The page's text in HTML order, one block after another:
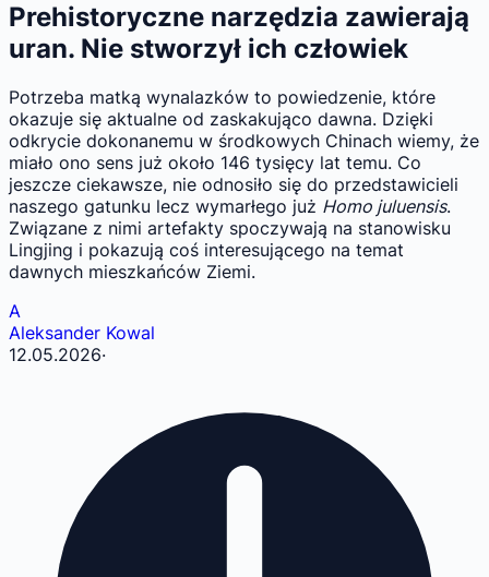
Prehistoryczne narzędzia zawierają
uran. Nie stworzył ich człowiek
Potrzeba matką wynalazków to powiedzenie, które
okazuje się aktualne od zaskakująco dawna. Dzięki
odkrycie dokonanemu w środkowych Chinach wiemy, że
miało ono sens już około 146 tysięcy lat temu. Co
jeszcze ciekawsze, nie odnosiło się do przedstawicieli
naszego gatunku lecz wymarłego już Homo juluensis.
Związane z nimi artefakty spoczywają na stanowisku
Lingjing i pokazują coś interesującego na temat
dawnych mieszkańców Ziemi.
A
Aleksander Kowal
12.05.2026·